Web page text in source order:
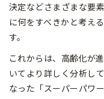
決定などさまざまな要
に何をすべきかと考え
す。
これからは、高齢化が
いてより詳しく分析し
なった「スーパーパワ